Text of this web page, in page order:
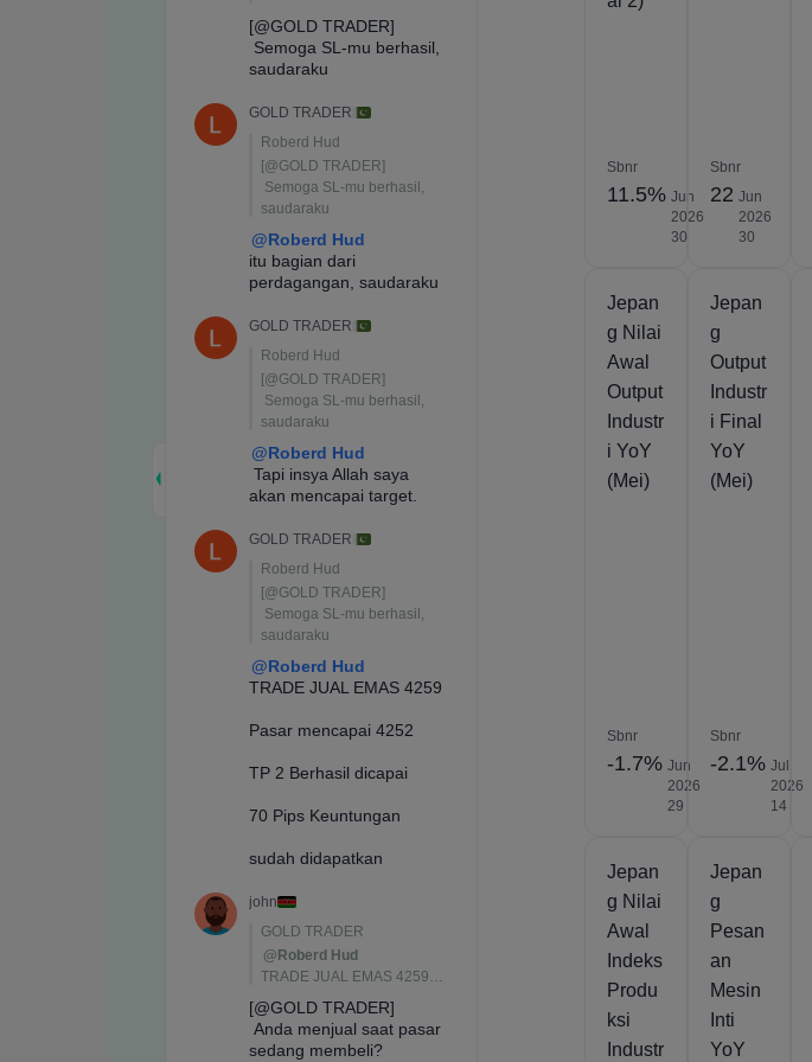
Sbnr
11.5% Jun
2026
30
Sbnr
22 Jun
2026
30
Jepan
g Nilai
Awal
Output
Industr
i YoY
(Mei)
Sbnr
-1.7% Jun
2026
29
Jepan
g
Output
Industr
i Final
YoY
(Mei)
Sbnr
-2.1% Jul
2026
14
Jepan
g Nilai
Awal
Indeks
Produ
ksi
Industr
Jepan
g
Pesan
an
Mesin
Inti
YoY